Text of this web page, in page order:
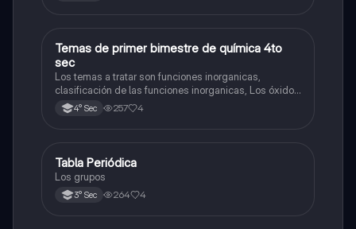
Química
Temas de primer bimestre de química 4to
sec
Los temas a tratar son funciones inorganicas,
clasificación de las funciones inorganicas, Los óxidos
y los óxidos ácidos
4° Sec 257 4
Química
Tabla Periódica
Los grupos
3° Sec 264 4